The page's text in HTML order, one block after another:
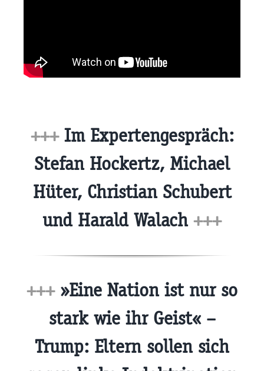
+++Im Expertengespräch:
Stefan Hockertz, Michael
Hüter, Christian Schubert
und Harald Walach +++
+++»Eine Nation ist nur so
stark wie ihr Geist« –
Trump: Eltern sollen sich